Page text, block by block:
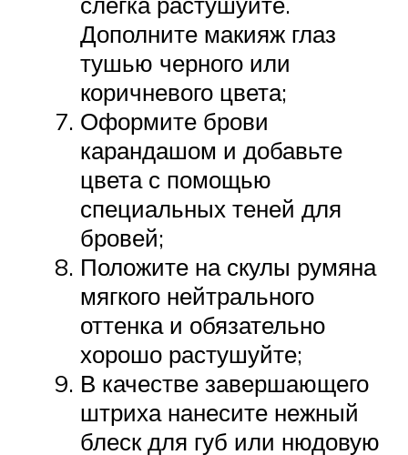
Дополните макияж глаз
тушью черного или
коричневого цвета;
Оформите брови
карандашом и добавьте
цвета с помощью
специальных теней для
бровей;
Положите на скулы румяна
мягкого нейтрального
оттенка и обязательно
хорошо растушуйте;
В качестве завершающего
штриха нанесите нежный
блеск для губ или нюдовую